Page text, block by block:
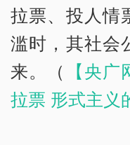
拉票、投人情
滥时，其社会
来。（
【央
拉票 形式主义